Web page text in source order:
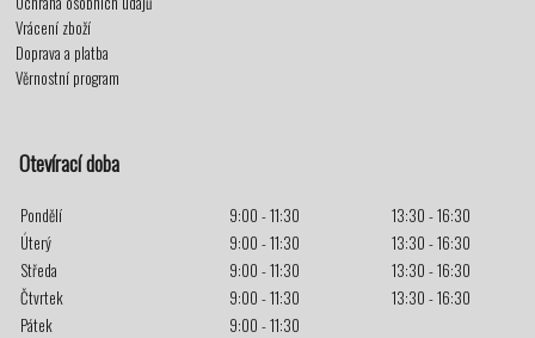
Vrácení zboží
Doprava a platba
Věrnostní program
Otevírací doba
Pondělí 9:00 - 11:30
13:30 - 16:30
Úterý
9:00 - 11:30
13:30 - 16:30
Středa
9:00 - 11:30
13:30 - 16:30
Čtvrtek
9:00 - 11:30
13:30 - 16:30
Pátek
9:00 - 11:30